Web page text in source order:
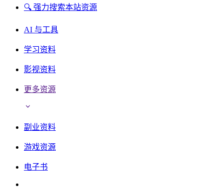
🔍 强力搜索本站资源
AI 与工具
学习资料
影视资料
更多资源
副业资料
游戏资源
电子书